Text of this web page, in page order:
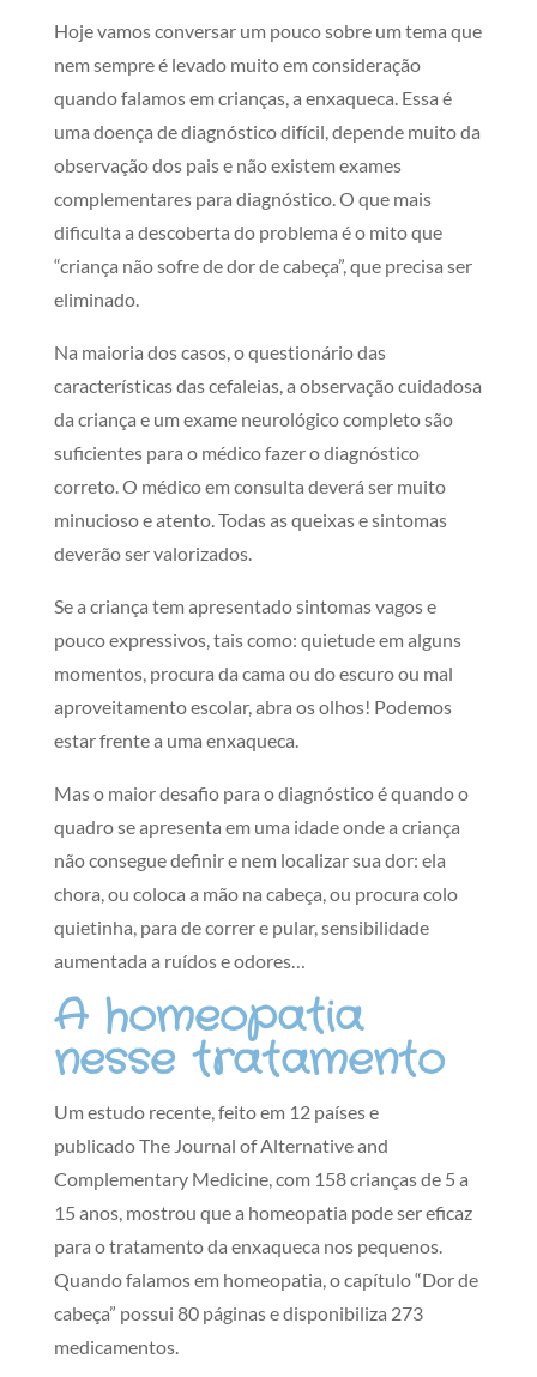
Hoje vamos conversar um pouco sobre um tema que
nem sempre é levado muito em consideração
quando falamos em crianças, a enxaqueca. Essa é
uma doença de diagnóstico difícil, depende muito da
observação dos pais e não existem exames
complementares para diagnóstico. O que mais
dificulta a descoberta do problema é o mito que
“criança não sofre de dor de cabeça”, que precisa ser
eliminado.
Na maioria dos casos, o questionário das
características das cefaleias, a observação cuidadosa
da criança e um exame neurológico completo são
suficientes para o médico fazer o diagnóstico
correto. O médico em consulta deverá ser muito
minucioso e atento. Todas as queixas e sintomas
deverão ser valorizados.
Se a criança tem apresentado sintomas vagos e
pouco expressivos, tais como: quietude em alguns
momentos, procura da cama ou do escuro ou mal
aproveitamento escolar, abra os olhos! Podemos
estar frente a uma enxaqueca.
Mas o maior desafio para o diagnóstico é quando o
quadro se apresenta em uma idade onde a criança
não consegue definir e nem localizar sua dor: ela
chora, ou coloca a mão na cabeça, ou procura colo
quietinha, para de correr e pular, sensibilidade
aumentada a ruídos e odores…
A homeopatia
nesse tratamento
Um estudo recente, feito em 12 países e
publicado The Journal of Alternative and
Complementary Medicine, com 158 crianças de 5 a
15 anos, mostrou que a homeopatia pode ser eficaz
para o tratamento da enxaqueca nos pequenos.
Quando falamos em homeopatia, o capítulo “Dor de
cabeça” possui 80 páginas e disponibiliza 273
medicamentos.